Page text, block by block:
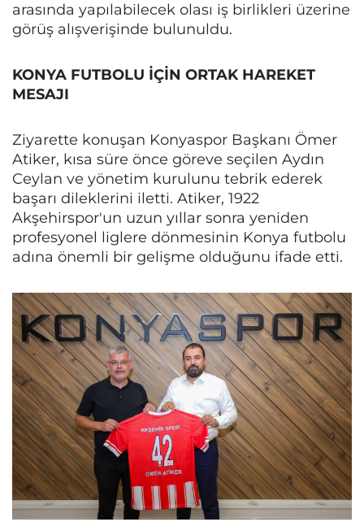
arasında yapılabilecek olası iş birlikleri üzerine
görüş alışverişinde bulunuldu.
KONYA FUTBOLU İÇİN ORTAK HAREKET
MESAJI
Ziyarette konuşan Konyaspor Başkanı Ömer
Atiker, kısa süre önce göreve seçilen Aydın
Ceylan ve yönetim kurulunu tebrik ederek
başarı dileklerini iletti. Atiker, 1922
Akşehirspor'un uzun yıllar sonra yeniden
profesyonel liglere dönmesinin Konya futbolu
adına önemli bir gelişme olduğunu ifade etti.